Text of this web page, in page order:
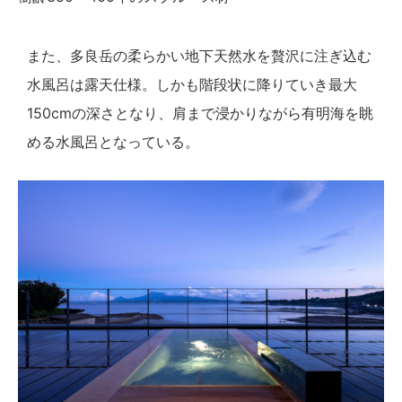
また、多良岳の柔らかい地下天然水を贅沢に注ぎ込む
水風呂は露天仕様。しかも階段状に降りていき最大
150cmの深さとなり、肩まで浸かりながら有明海を眺
める水風呂となっている。